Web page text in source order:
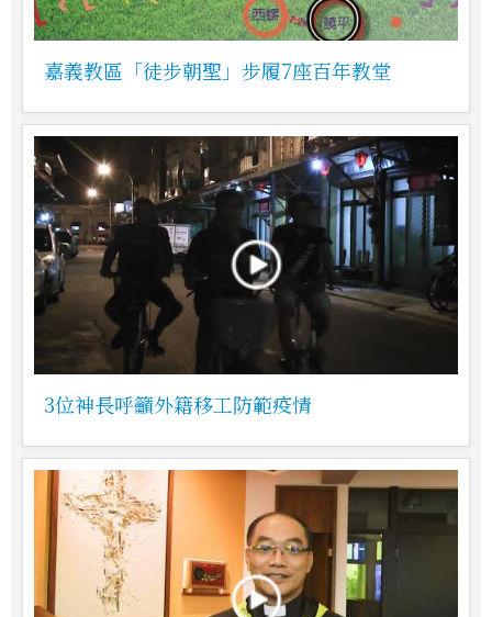
嘉義教區「徒步朝聖」步履7座百年教堂
3位神長呼籲外籍移工防範疫情